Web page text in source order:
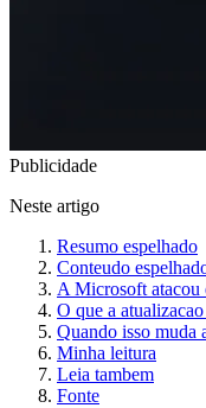
Publicidade
Neste artigo
Resumo espelhado
Conteudo
A Microsoft atacou
O que a
Quando isso muda
Minha leitura
Leia tambem
Fonte